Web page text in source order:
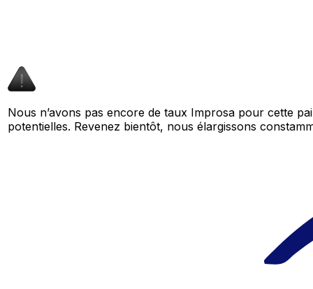
Nous n’avons pas encore de taux Improsa pour cette
potentielles. Revenez bientôt, nous élargissons